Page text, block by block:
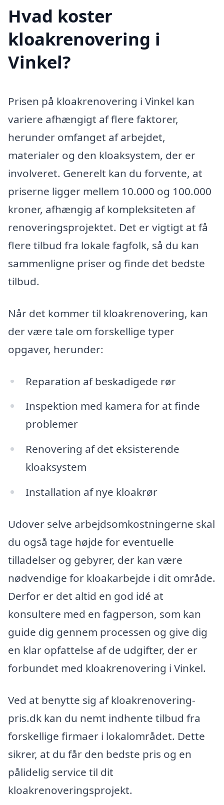
Hvad koster
kloakrenovering i
Vinkel?
Prisen på kloakrenovering i Vinkel kan
variere afhængigt af flere faktorer,
herunder omfanget af arbejdet,
materialer og den kloaksystem, der er
involveret. Generelt kan du forvente, at
priserne ligger mellem 10.000 og 100.000
kroner, afhængig af kompleksiteten af
renoveringsprojektet. Det er vigtigt at få
flere tilbud fra lokale fagfolk, så du kan
sammenligne priser og finde det bedste
tilbud.
Når det kommer til kloakrenovering, kan
der være tale om forskellige typer
opgaver, herunder:
Reparation af beskadigede rør
Inspektion med kamera for at finde
problemer
Renovering af det eksisterende
kloaksystem
Installation af nye kloakrør
Udover selve arbejdsomkostningerne skal
du også tage højde for eventuelle
tilladelser og gebyrer, der kan være
nødvendige for kloakarbejde i dit område.
Derfor er det altid en god idé at
konsultere med en fagperson, som kan
guide dig gennem processen og give dig
en klar opfattelse af de udgifter, der er
forbundet med kloakrenovering i Vinkel.
Ved at benytte sig af kloakrenovering-
pris.dk kan du nemt indhente tilbud fra
forskellige firmaer i lokalområdet. Dette
sikrer, at du får den bedste pris og en
pålidelig service til dit
kloakrenoveringsprojekt.